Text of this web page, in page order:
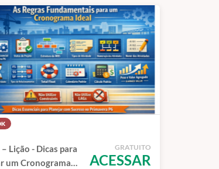
Lição - Dicas para
um Cronograma
GRATUITO
ACESSAR